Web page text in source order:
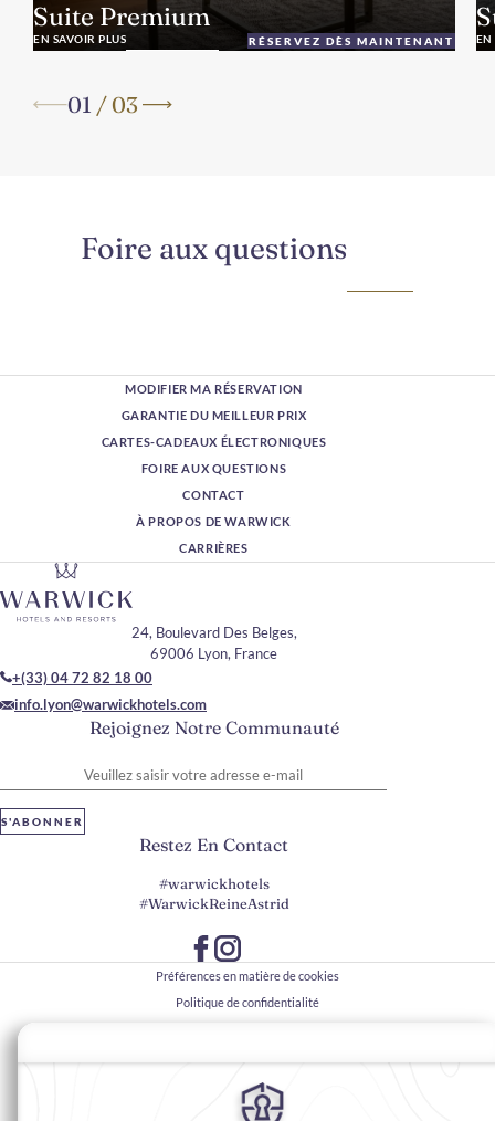
Suite Premium
EN SAVOIR PLUS RÉSERVEZ DÈS MAINTENANT EN
01 /03
Foire aux questions
MODIFIER MA RÉSERVATION
GARANTIE DU MEILLEUR PRIX
CARTES-CADEAUX ÉLECTRONIQUES
FOIRE AUX QUESTIONS
CONTACT
À PROPOS DE WARWICK
CARRIÈRES
Rejoignez Notre Communauté
S'ABONNER
24, Boulevard Des Belges,
69006 Lyon, France
+(33) 04 72 82 18 00
info.lyon@warwickhotels.com
Restez En Contact
#warwickhotels
#WarwickReineAstrid
Préférences en matière de cookies
Politique de confidentialité
Mentions légales
Conditions générales de vente